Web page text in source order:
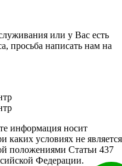
или у Вас есть
просьба написать нам на
информация носит
условиях не является
положениями Статьи 437
Федерации.